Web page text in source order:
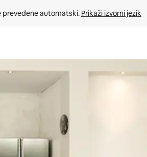
prevedene automatski. Prikaži izvorni jezik